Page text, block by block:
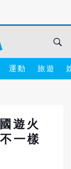
運動 旅遊
遊火
一樣